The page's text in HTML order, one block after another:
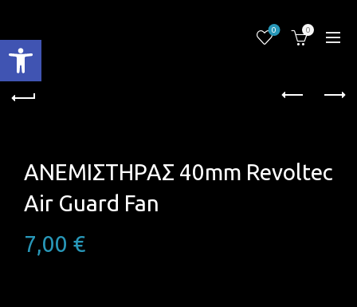
Ανοίξτε τη γραμμή εργαλείων
0 0
ΑΝΕΜΙΣΤΗΡΑΣ 40mm Revoltec
Air Guard Fan
7,00 €